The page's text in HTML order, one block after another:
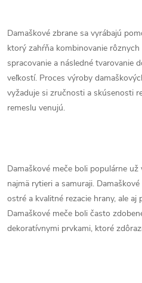
Damaškové zbrane sa vyrábajú
ktorý zahŕňa kombinovanie
spracovanie a následné tvarovanie
veľkostí. Proces výroby
vyžaduje si zručnosti a skúsenosti
remeslu venujú.
Damaškové meče boli populárne
najmä rytieri a samuraji.
ostré a kvalitné rezacie hrany, ale
Damaškové meče boli často
dekoratívnymi prvkami, ktoré